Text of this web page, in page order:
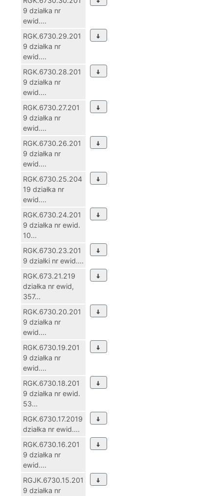
9 działka nr
ewid....
RGK.6730.29.201
9 działka nr
ewid....
RGK.6730.28.201
9 działka nr
ewid....
RGK.6730.27.201
9 działka nr
ewid....
RGK.6730.26.201
9 działka nr
ewid....
RGK.6730.25.204
19 działka nr
ewid....
RGK.6730.24.201
9 działka nr ewid.
10...
RGK.6730.23.201
9 działki nr ewid....
RGK.673.21.219
działka nr ewid,
357...
RGK.6730.20.201
9 działka nr
ewid....
RGK.6730.19.201
9 działka nr
ewid....
RGK.6730.18.201
9 działka nr ewid.
53...
RGK.6730.17.2019
działka nr ewid....
RGK.6730.16.201
9 działka nr
ewid....
RGJK.6730.15.201
9 działka nr